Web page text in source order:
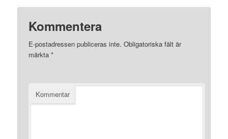
Kommentera
E-postadressen publiceras inte. Obligatoriska fält är
märkta*
Kommentar